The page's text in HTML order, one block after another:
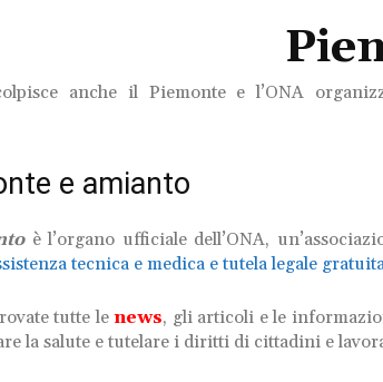
anche il Piemonte e l’ONA
e amianto
è l’organo ufficiale dell’ONA,
tecnica e medica e tutela legale
tutte lenews, gli articoli e le
la salute e tutelare i diritti di cittadini e